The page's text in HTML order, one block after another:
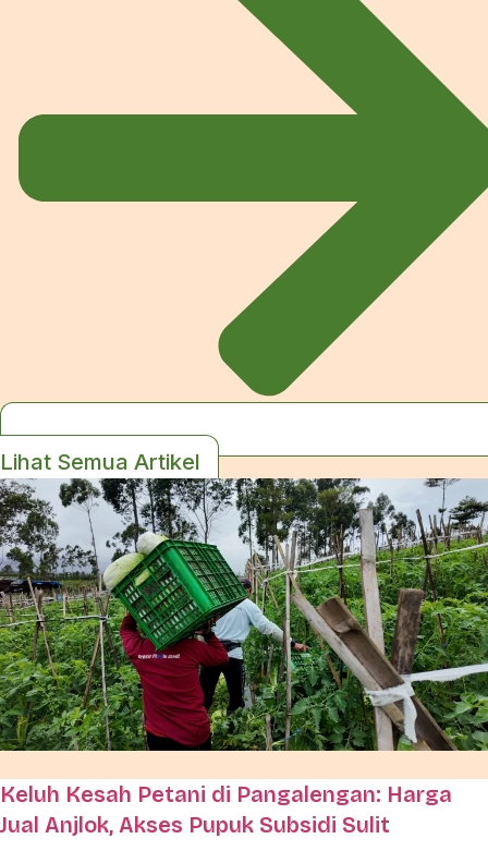
Lihat Semua Artikel
Keluh Kesah Petani di Pangalengan: Harga
Jual Anjlok, Akses Pupuk Subsidi Sulit